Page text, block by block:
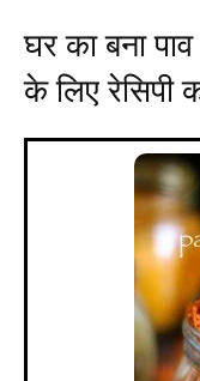
घर का बना
के लिए रेसिपी